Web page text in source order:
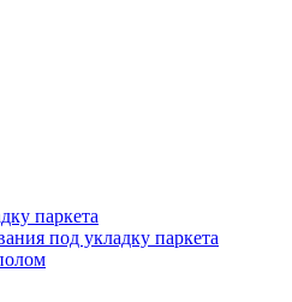
паркета
под укладку паркета